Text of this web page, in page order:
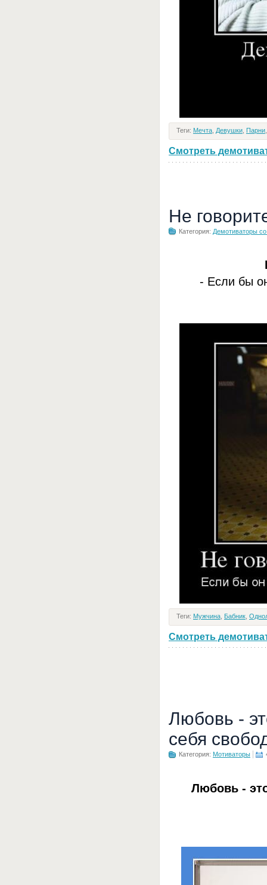
Теги: Мечта Девушки Парни
Смотреть
Не
Категория: Демотиваторы
- Если бы
Теги: Мужчина Бабник
Смотреть
Любовь -
себя
Категория: Мотиваторы
Любовь -